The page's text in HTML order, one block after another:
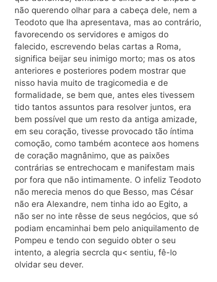
não querendo olhar para a cabeça dele, nem a
Teodoto que lha apresentava, mas ao contrário,
favorecendo os servidores e amigos do
falecido, escrevendo belas cartas a Roma,
significa beijar seu inimigo morto; mas os atos
anteriores e posteriores podem mostrar que
nisso havia muito de tragicomedia e de
formalidade, se bem que, antes eles tivessem
tido tantos assuntos para resolver juntos, era
bem possível que um resto da antiga amizade,
em seu coração, tivesse provocado tão íntima
comoção, como também acontece aos homens
de coração magnânimo, que as paixões
contrárias se entrechocam e manifestam mais
por fora que não intimamente. O infeliz Teodoto
não merecia menos do que Besso, mas César
não era Alexandre, nem tinha ido ao Egito, a
não ser no inte rêsse de seus negócios, que só
podiam encaminhai bem pelo aniquilamento de
Pompeu e tendo con seguido obter o seu
intento, a alegria secrcla qu< sentiu, fê-lo
olvidar seu dever.